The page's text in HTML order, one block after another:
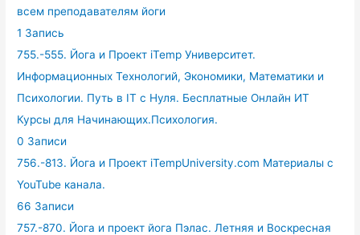
всем преподавателям йоги
1 Запись
755.-555. Йога и Проект iTemp Университет.
Информационных Технологий, Экономики, Математики и
Психологии. Путь в IT с Нуля. Бесплатные Онлайн ИТ
Курсы для Начинающих.Психология.
0 Записи
756.-813. Йога и Проект iTempUniversity.com Материалы с
YouTube канала.
66 Записи
757.-870. Йога и проект йога Пэлас. Летняя и Воскресная